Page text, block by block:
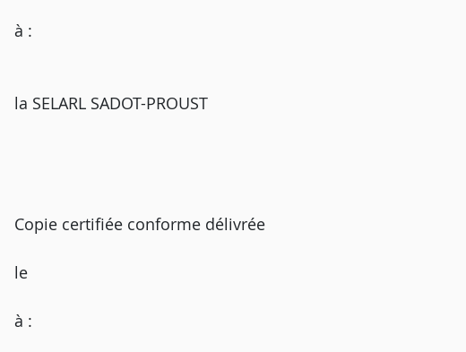
à :
la SELARL SADOT-PROUST
Copie certifiée conforme délivrée
le
à :